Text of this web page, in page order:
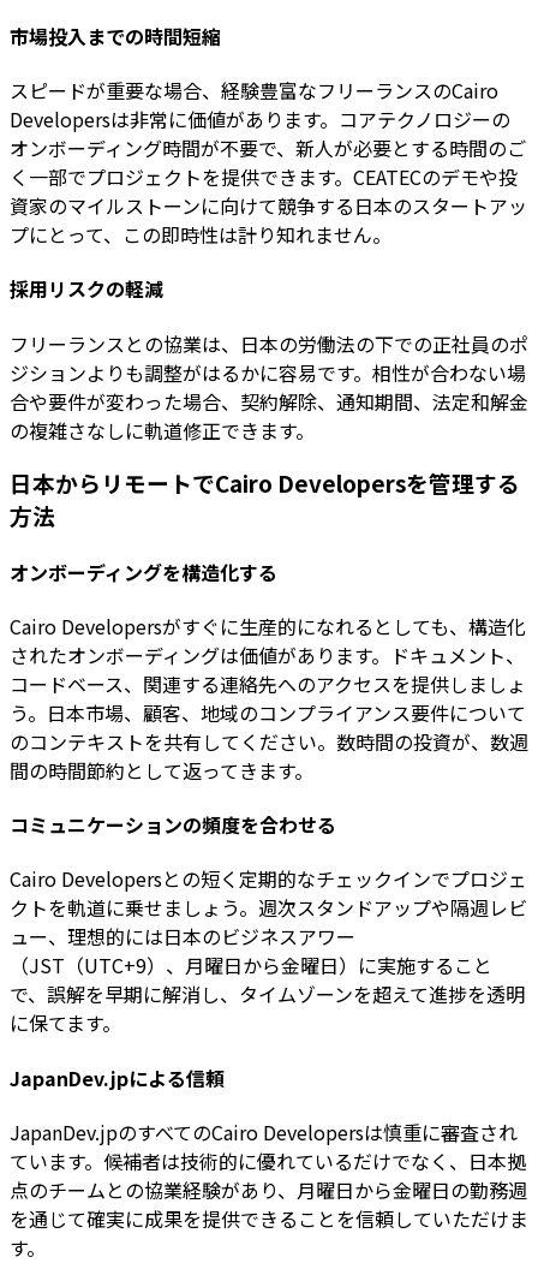
市場投入までの時間短縮
スピードが重要な場合、経験豊富なフリーランスのCairo
Developersは非常に価値があります。コアテクノロジーの
オンボーディング時間が不要で、新人が必要とする時間のご
く一部でプロジェクトを提供できます。CEATECのデモや投
資家のマイルストーンに向けて競争する日本のスタートアッ
プにとって、この即時性は計り知れません。
採用リスクの軽減
フリーランスとの協業は、日本の労働法の下での正社員のポ
ジションよりも調整がはるかに容易です。相性が合わない場
合や要件が変わった場合、契約解除、通知期間、法定和解金
の複雑さなしに軌道修正できます。
日本からリモートでCairo Developersを管理する
方法
オンボーディングを構造化する
Cairo Developersがすぐに生産的になれるとしても、構造化
されたオンボーディングは価値があります。ドキュメント、
コードベース、関連する連絡先へのアクセスを提供しましょ
う。日本市場、顧客、地域のコンプライアンス要件について
のコンテキストを共有してください。数時間の投資が、数週
間の時間節約として返ってきます。
コミュニケーションの頻度を合わせる
Cairo Developersとの短く定期的なチェックインでプロジェ
クトを軌道に乗せましょう。週次スタンドアップや隔週レビ
ュー、理想的には日本のビジネスアワー
（JST（UTC+9）、月曜日から金曜日）に実施すること
で、誤解を早期に解消し、タイムゾーンを超えて進捗を透明
に保てます。
JapanDev.jpによる信頼
JapanDev.jpのすべてのCairo Developersは慎重に審査され
ています。候補者は技術的に優れているだけでなく、日本拠
点のチームとの協業経験があり、月曜日から金曜日の勤務週
を通じて確実に成果を提供できることを信頼していただけま
す。